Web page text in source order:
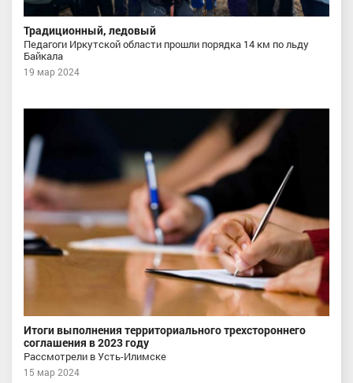
Традиционный, ледовый
Педагоги Иркутской области прошли порядка 14 км по льду
Байкала
19 мар 2024
Итоги выполнения территориального трехстороннего
соглашения в 2023 году
Рассмотрели в Усть-Илимске
15 мар 2024